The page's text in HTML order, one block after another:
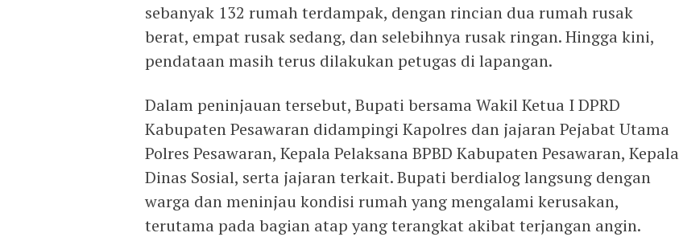
sebanyak 132 rumah terdampak, dengan rincian dua rumah rusak
berat, empat rusak sedang, dan selebihnya rusak ringan. Hingga kini,
pendataan masih terus dilakukan petugas di lapangan.
Dalam peninjauan tersebut, Bupati bersama Wakil Ketua I DPRD
Kabupaten Pesawaran didampingi Kapolres dan jajaran Pejabat Utama
Polres Pesawaran, Kepala Pelaksana BPBD Kabupaten Pesawaran, Kepala
Dinas Sosial, serta jajaran terkait. Bupati berdialog langsung dengan
warga dan meninjau kondisi rumah yang mengalami kerusakan,
terutama pada bagian atap yang terangkat akibat terjangan angin.